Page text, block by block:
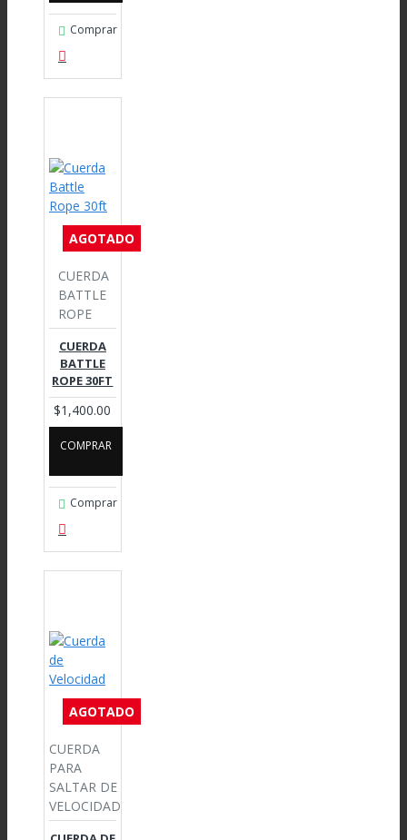
Comprar
AGOTADO
CUERDA
BATTLE
ROPE
CUERDA
BATTLE
ROPE 30FT
$1,400.00
COMPRAR
Comprar
AGOTADO
CUERDA
PARA
SALTAR DE
VELOCIDAD